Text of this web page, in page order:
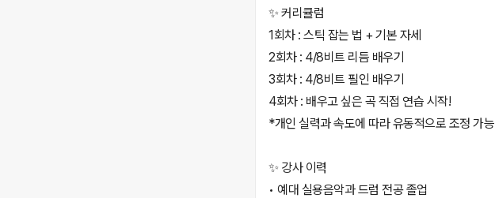
✨ 커리큘럼
1회차 : 스틱 잡는 법 + 기본 자세
2회차 : 4/8비트 리듬 배우기
3회차 : 4/8비트 필인 배우기
4회차 : 배우고 싶은 곡 직접 연습 시작!
*개인 실력과 속도에 따라 유동적으로 조정 가능
✨ 강사 이력
• 예대 실용음악과 드럼 전공 졸업